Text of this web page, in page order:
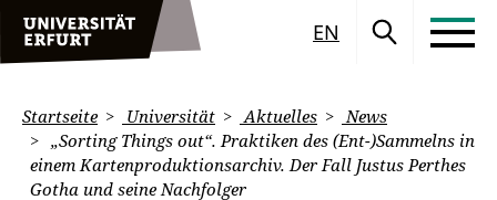
EN
Startseite Universität Aktuelles
News
„Sorting Things out“. Praktiken des (Ent-)Sammelns in
einem Kartenproduktionsarchiv. Der Fall Justus Perthes
Gotha und seine Nachfolger